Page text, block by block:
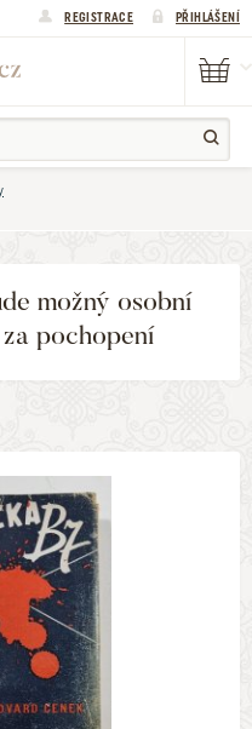
REGISTRACE PŘIHLÁŠENÍ
možný osobní
pochopení